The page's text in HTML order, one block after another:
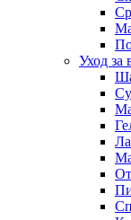
Уход за